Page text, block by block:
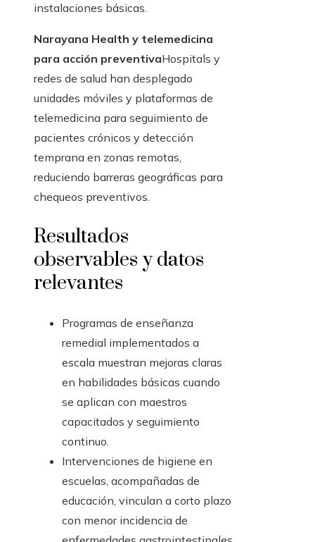
instalaciones básicas.
Narayana Health y telemedicina
para acción preventivaHospitals y
redes de salud han desplegado
unidades móviles y plataformas de
telemedicina para seguimiento de
pacientes crónicos y detección
temprana en zonas remotas,
reduciendo barreras geográficas para
chequeos preventivos.
Resultados
observables y datos
relevantes
Programas de enseñanza
remedial implementados a
escala muestran mejoras claras
en habilidades básicas cuando
se aplican con maestros
capacitados y seguimiento
continuo.
Intervenciones de higiene en
escuelas, acompañadas de
educación, vinculan a corto plazo
con menor incidencia de